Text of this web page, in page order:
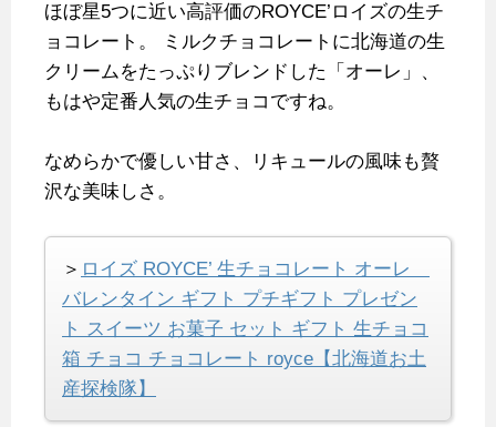
ほぼ星5つに近い高評価のROYCE’ロイズの生チ
ョコレート。
ミルクチョコレートに北海道の生
クリームをたっぷりブレンドした「オーレ」、
もはや定番人気の生チョコですね。
なめらかで優しい甘さ、リキュールの風味も贅
沢な美味しさ。
＞ ロイズ ROYCE’ 生チョコレート オーレ
バレンタイン ギフト プチギフト プレゼン
ト スイーツ お菓子 セット ギフト 生チョコ
箱 チョコ チョコレート royce【北海道お土
産探検隊】